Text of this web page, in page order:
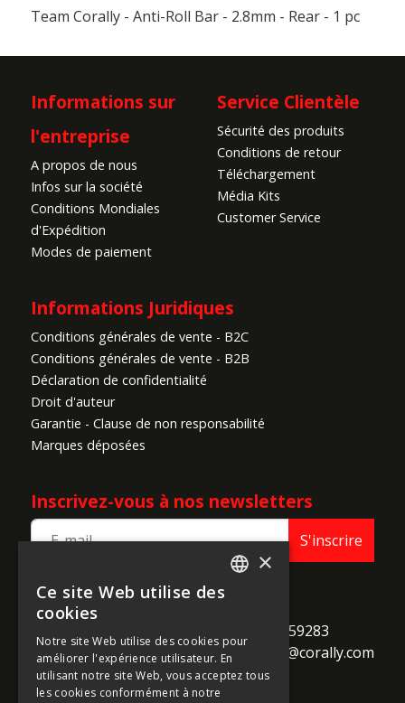
Team Corally - Anti-Roll Bar - 2.8mm - Rear - 1 pc
Informations sur
l'entreprise
A propos de nous
Infos sur la société
Conditions Mondiales
d'Expédition
Modes de paiement
Service Clientèle
Sécurité des produits
Conditions de retour
Téléchargement
Média Kits
Customer Service
Informations Juridiques
Conditions générales de vente - B2C
Conditions générales de vente - B2B
Déclaration de confidentialité
Droit d'auteur
Garantie - Clause de non responsabilité
Marques déposées
Inscrivez-vous à nos newsletters
S'inscrire
TEAM CORALLY
B-2250 Olen
Belgium
call +32 14 259283
alternate_email support@corally.com
×
Ce site Web utilise des
cookies
Notre site Web utilise des cookies pour
améliorer l'expérience utilisateur. En
utilisant notre site Web, vous acceptez tous
les cookies conformément à notre